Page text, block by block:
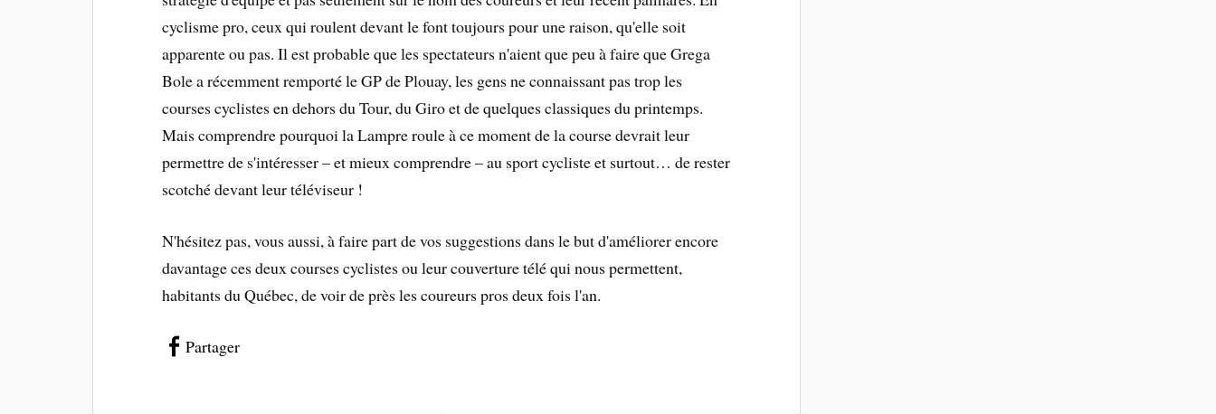
cyclisme pro, ceux qui roulent devant le font toujours pour une raison, qu'elle soit
apparente ou pas. Il est probable que les spectateurs n'aient que peu à faire que Grega
Bole a récemment remporté le GP de Plouay, les gens ne connaissant pas trop les
courses cyclistes en dehors du Tour, du Giro et de quelques classiques du printemps.
Mais comprendre pourquoi la Lampre roule à ce moment de la course devrait leur
permettre de s'intéresser – et mieux comprendre – au sport cycliste et surtout… de rester
scotché devant leur téléviseur !
N'hésitez pas, vous aussi, à faire part de vos suggestions dans le but d'améliorer encore
davantage ces deux courses cyclistes ou leur couverture télé qui nous permettent,
habitants du Québec, de voir de près les coureurs pros deux fois l'an.
Partager